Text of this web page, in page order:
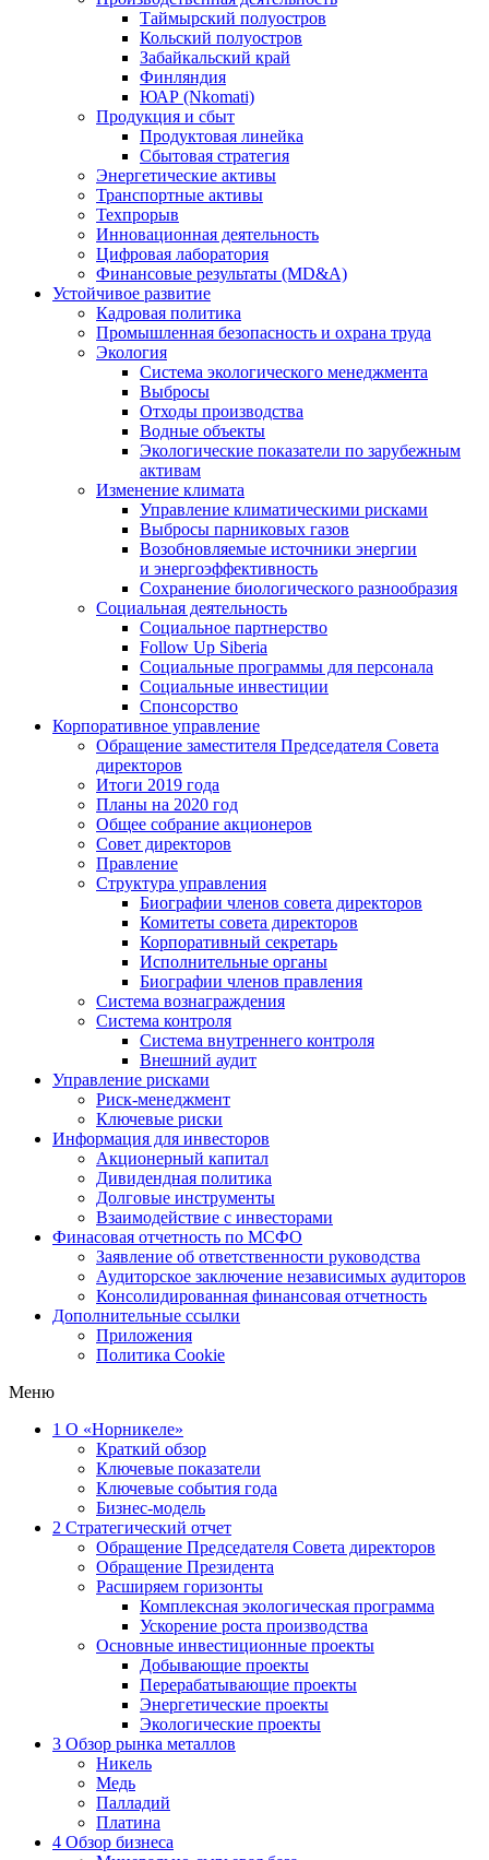
Таймырский полуостров
Кольский полуостров
Забайкальский край
Финляндия
ЮАР (Nkomati)
Продукция и сбыт
Продуктовая линейка
Сбытовая стратегия
Энергетические активы
Транспортные активы
Техпрорыв
Инновационная деятельность
Цифровая лаборатория
Финансовые результаты (MD&A)
Устойчивое развитие
Кадровая политика
Промышленная безопасность и охрана труда
Экология
Система экологического менеджмента
Выбросы
Отходы производства
Водные объекты
Экологические показатели по зарубежным
активам
Изменение климата
Управление климатическими рисками
Выбросы парниковых газов
Возобновляемые источники энергии
и энергоэффективность
Сохранение биологического разнообразия
Социальная деятельность
Социальное партнерство
Follow Up Siberia
Социальные программы для персонала
Социальные инвестиции
Спонсорство
Корпоративное управление
Обращение заместителя Председателя Совета
директоров
Итоги 2019 года
Планы на 2020 год
Общее собрание акционеров
Совет директоров
Правление
Структура управления
Биографии членов совета директоров
Комитеты совета директоров
Корпоративный секретарь
Исполнительные органы
Биографии членов правления
Система вознаграждения
Система контроля
Система внутреннего контроля
Внешний аудит
Управление рисками
Риск-менеджмент
Ключевые риски
Информация для инвесторов
Акционерный капитал
Дивидендная политика
Долговые инструменты
Взаимодействие с инвеcторами
Финасовая отчетность по МСФО
Заявление об ответственности руководства
Аудиторское заключение независимых аудиторов
Консолидированная финансовая отчетность
Дополнительные ссылки
Приложения
Политика Cookie
Меню
1 О «Норникеле»
Краткий обзор
Ключевые показатели
Ключевые события года
Бизнес-модель
2 Стратегический отчет
Обращение Председателя Совета директоров
Обращение Президента
Расширяем горизонты
Комплексная экологическая программа
Ускорение роста производства
Основные инвестиционные проекты
Добывающие проекты
Перерабатывающие проекты
Энергетические проекты
Экологические проекты
3 Обзор рынка металлов
Никель
Медь
Палладий
Платина
4 Обзор бизнеса